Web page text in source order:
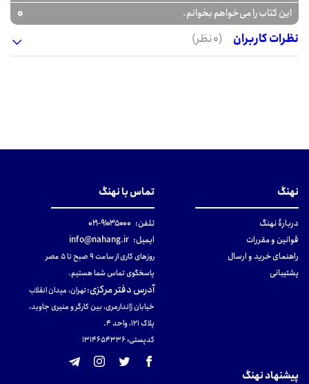
این کتاب را می‌خواهم بخوانم.
0
نظرات کاربران
(0 نظر)
نهنگ
دربارهٔ نهنگ
قوانین و مقررات
راهنمای خرید و ارسال
پشتیبانی
تماس با نهنگ
تلفن: ۹۱۰۳۵۰۰۰-۰۲۱
ایمیل: info@nahang.ir
روزهای کاری از ساعت ۹ صبح تا ۵ عصر
پاسخگوی تماس شما هستیم.
آدرس دفتر مرکزی:تهران، میدان انقلاب
خیابان ژاندارمری، بین کارگر و منیری جاوید،
پلاک 121، واحد ۴.
کدپستی: 131465433۶
پیشنهاد نهنگ